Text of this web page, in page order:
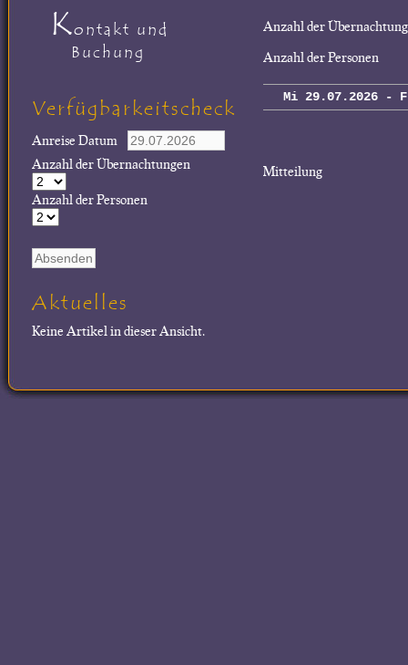
Anzahl der
Anzahl der Personen
Mi 29.07.2026 -
Mitteilung
Kontakt und
Buchung
Verfügbarkeitscheck
Anreise Datum
Anzahl der Übernachtungen
Anzahl der Personen
Aktuelles
Keine Artikel in dieser Ansicht.